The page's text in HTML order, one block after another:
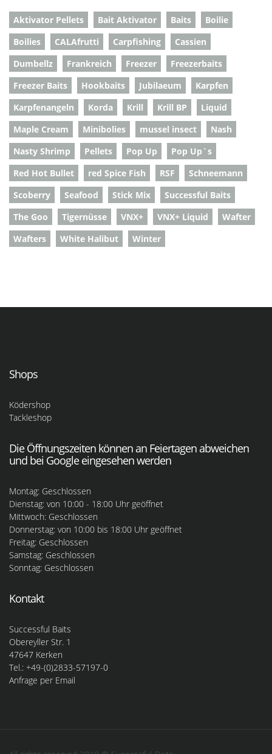
Aktivator Pellets Bait Aktivator Baits
Boilie
Boilies
CALAfrutti Carpfishing
Cassien
Dumbellz
Frankreich Freezer
Freezerbaits
Freezer Baits
Hookbaits Jubilaeum
Karpfen
Karpfenangeln
Korda Krill Krill BP
Liquid
Maple Cream
Minibolies mussel insect
Nash
Nasty Shrimp
Pellets Pop Up
Pop Up`s
Red Hot Bullet
red Spice Fish RSF
Schneemann
Scoberry
Seafood Stick Mix
Successful Baits
The Goo
Tigernüsse VNX+ VNX+ Liquid
Wafter
Wafters
White Halibut Winter
Shops
Ködershop
Tackleshop
Die Öffnungszeiten können an Feiertagen abweichen
und bei Google eingesehen werden
Montag: Geschlossen
Dienstag: von 10:00 - 18:00 Uhr geöffnet
Mittwoch: Geschlossen
Donnerstag: von 10:00 bis 18:00 Uhr geöffnet
Freitag: Geschlossen
Samstag: Geschlossen
Sonntag: Geschlossen
Kontakt
Successful Baits
Obereyller Str. 1
47647 Kerken
Tel.: +49-(0)2833-57197-0
Anfrage per Email